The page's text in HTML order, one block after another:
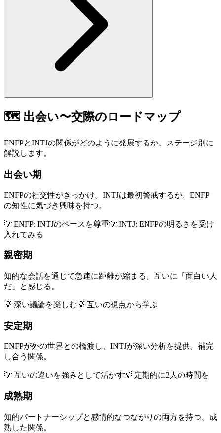
🗺️ 出会い〜交際のロードマップ
ENFPとINTJの関係がどのように発展するか、ステージ別に
解説します。
出会い期
ENFPの社交性がきっかけ。INTJは最初警戒するが、ENFP
の知性に気づき興味を持つ。
💡 ENFP: INTJのペースを尊重💡 INTJ: ENFPの明るさを受け
入れてみる
親密期
知的な会話を通じて急速に距離が縮まる。互いに「面白い人
だ」と感じる。
💡 深い議論を楽しむ💡 互いの視点から学ぶ
安定期
ENFPが外の世界との橋渡し、INTJが深い分析を提供。補完
し合う関係。
💡 互いの違いを強みとして活かす💡 定期的に2人の時間を
成熟期
知的パートナーシップと感情的なつながりの両方を持つ、成
熟した関係。